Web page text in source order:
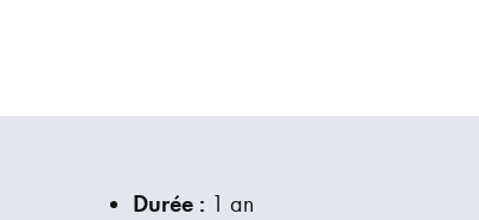
Durée : 1 an